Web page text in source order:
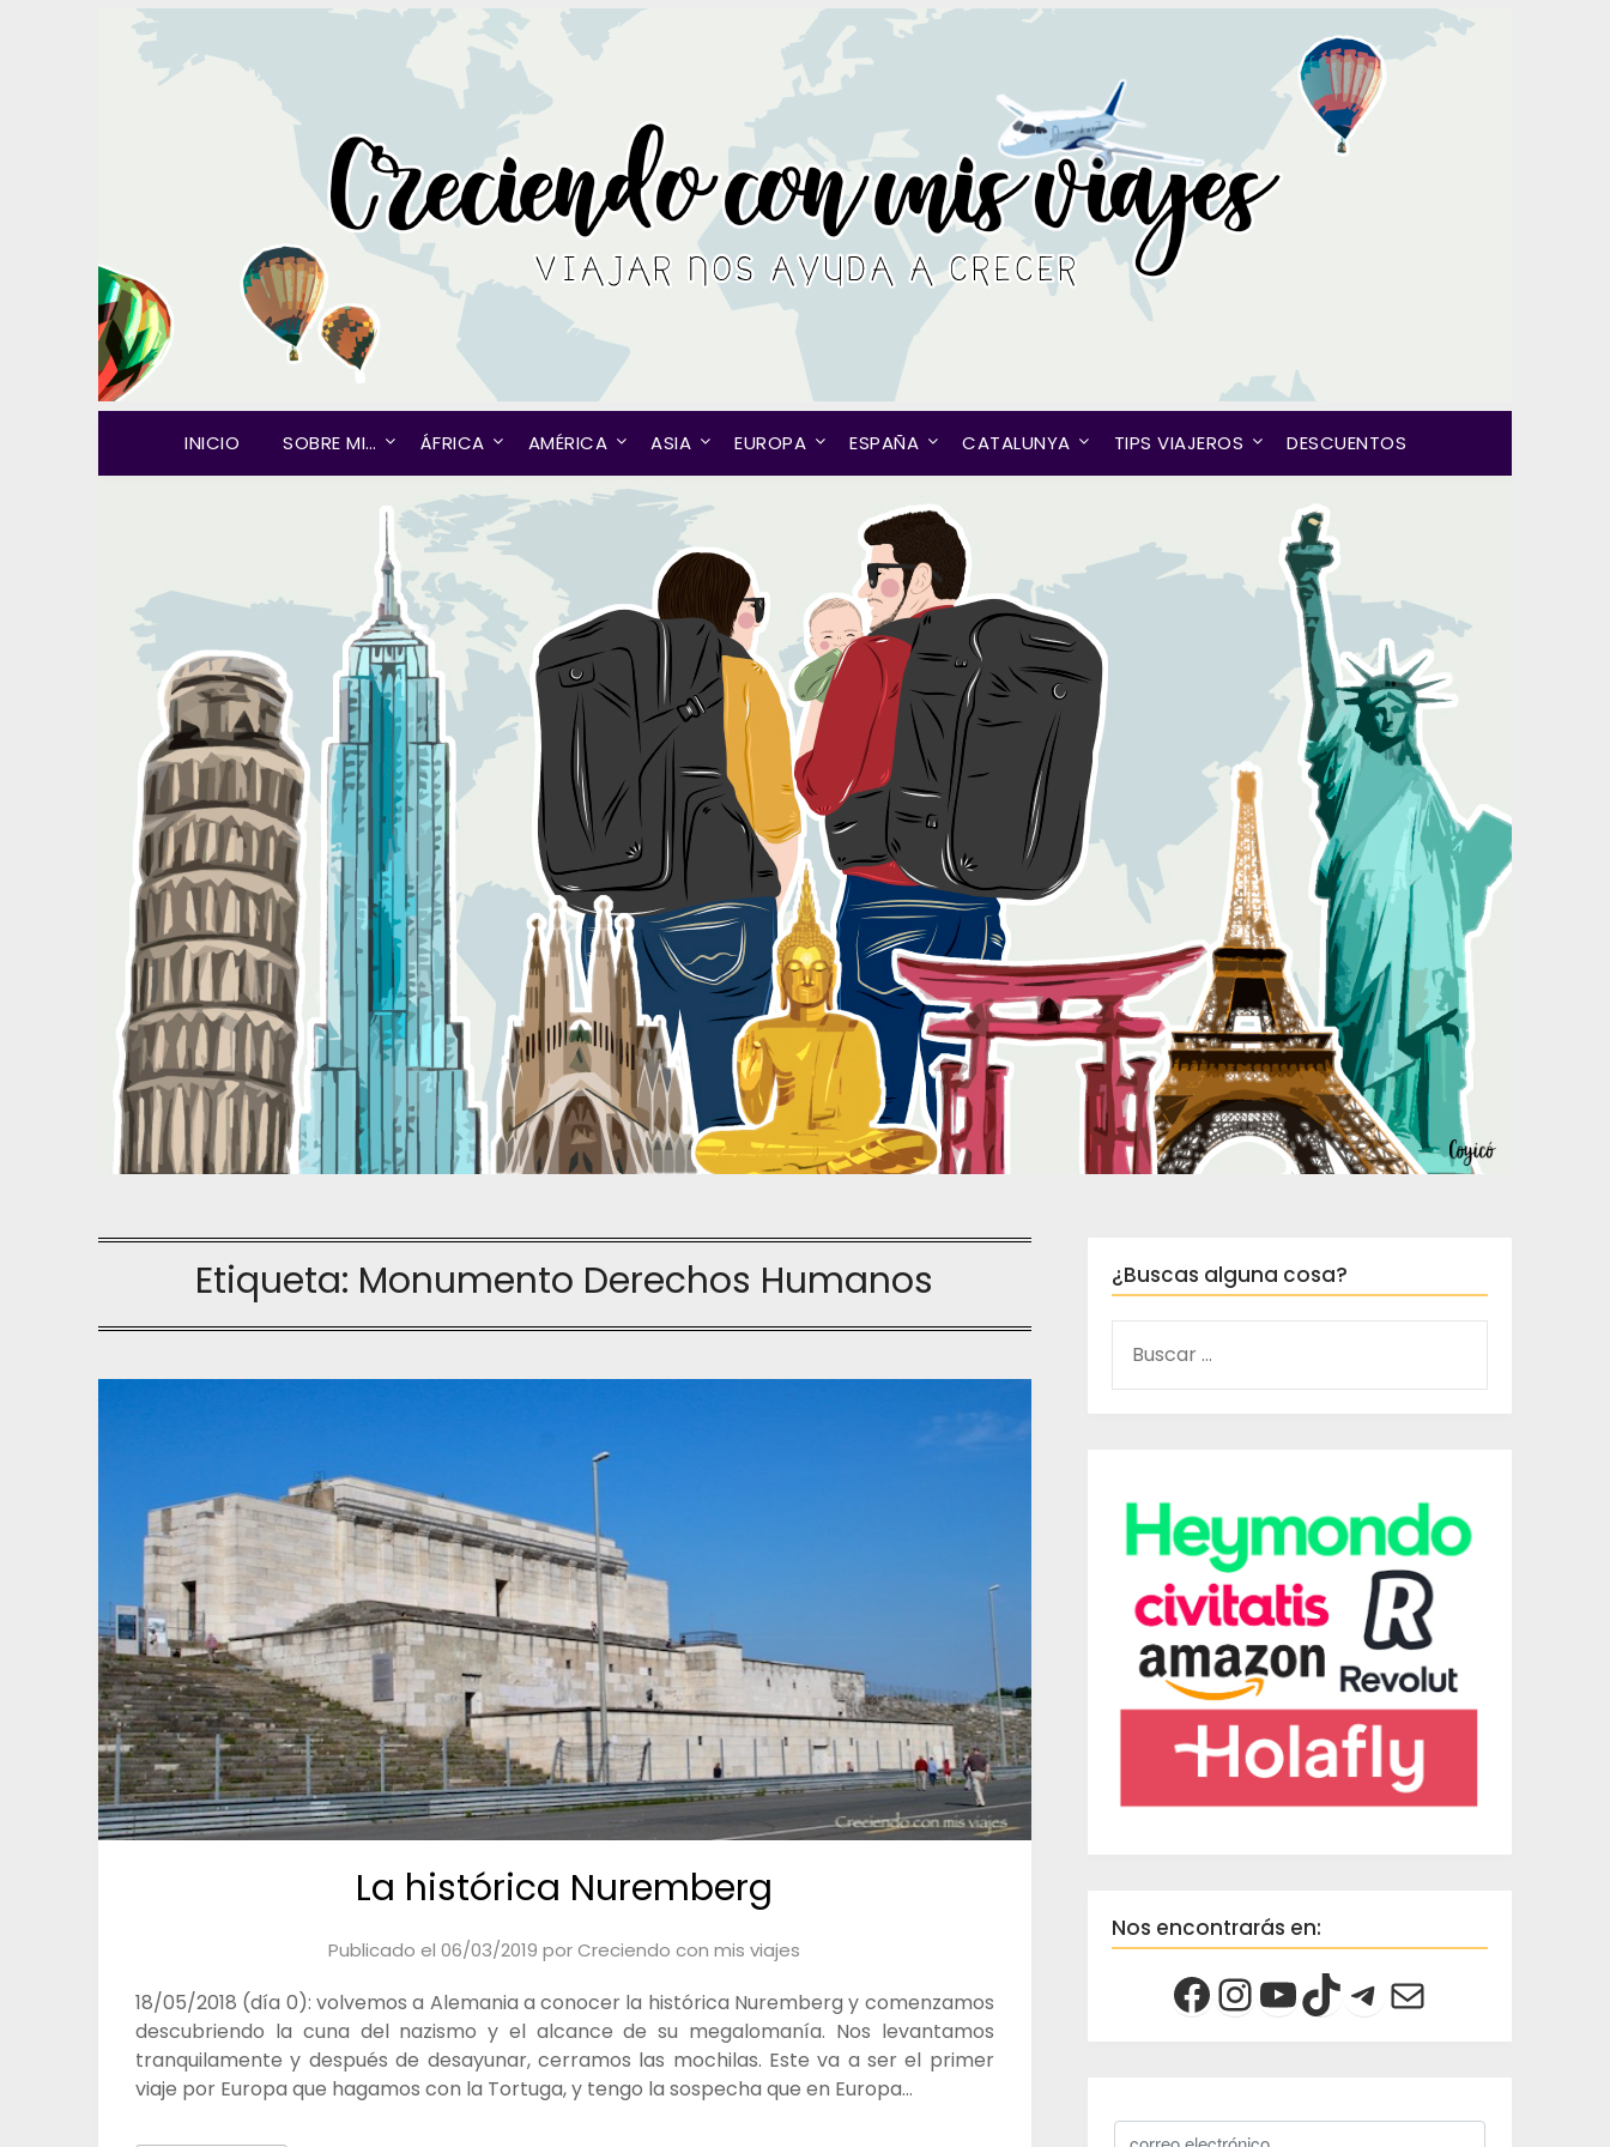
INICIO SOBRE MI… ÁFRICA AMÉRICA ASIA EUROPA ESPAÑA CATALUNYA TIPS VIAJEROS DESCUENTOS
Etiqueta: Monumento Derechos Humanos
La histórica Nuremberg
Publicado el06/03/2019 porCreciendo con mis viajes
18/05/2018 (día 0): volvemos a Alemania a conocer la histórica Nuremberg y comenzamos
descubriendo la cuna del nazismo y el alcance de su megalomanía. Nos levantamos
tranquilamente y después de desayunar, cerramos las mochilas. Este va a ser el primer
viaje por Europa que hagamos con la Tortuga, y tengo la sospecha que en Europa…
¿Buscas alguna cosa?
Nos encontrarás en: